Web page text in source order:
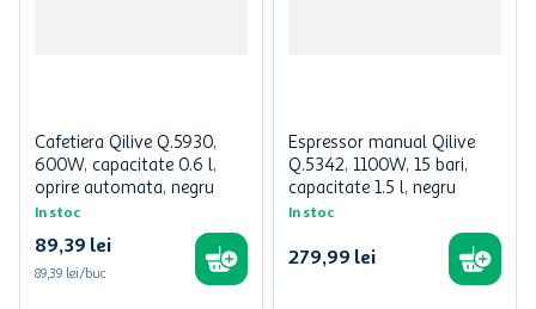
Cafetiera Qilive Q.5930,
600W, capacitate 0.6 l,
oprire automata, negru
In stoc
89,39 lei
89,39 lei/buc
Espressor manual Qilive
Q.5342, 1100W, 15 bari,
capacitate 1.5 l, negru
In stoc
279,99 lei